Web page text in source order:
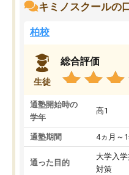
キミノスクールの
柏校
生徒
総合評価
通塾開始時の
学年
高1
通塾期間 4ヵ月～
通った目的
大学入
対策